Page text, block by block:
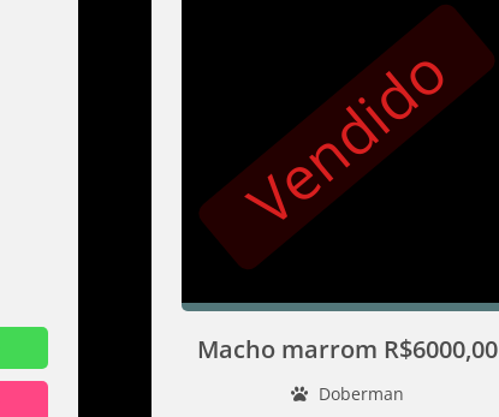
Vendido
Macho marrom R$6000,00
Doberman